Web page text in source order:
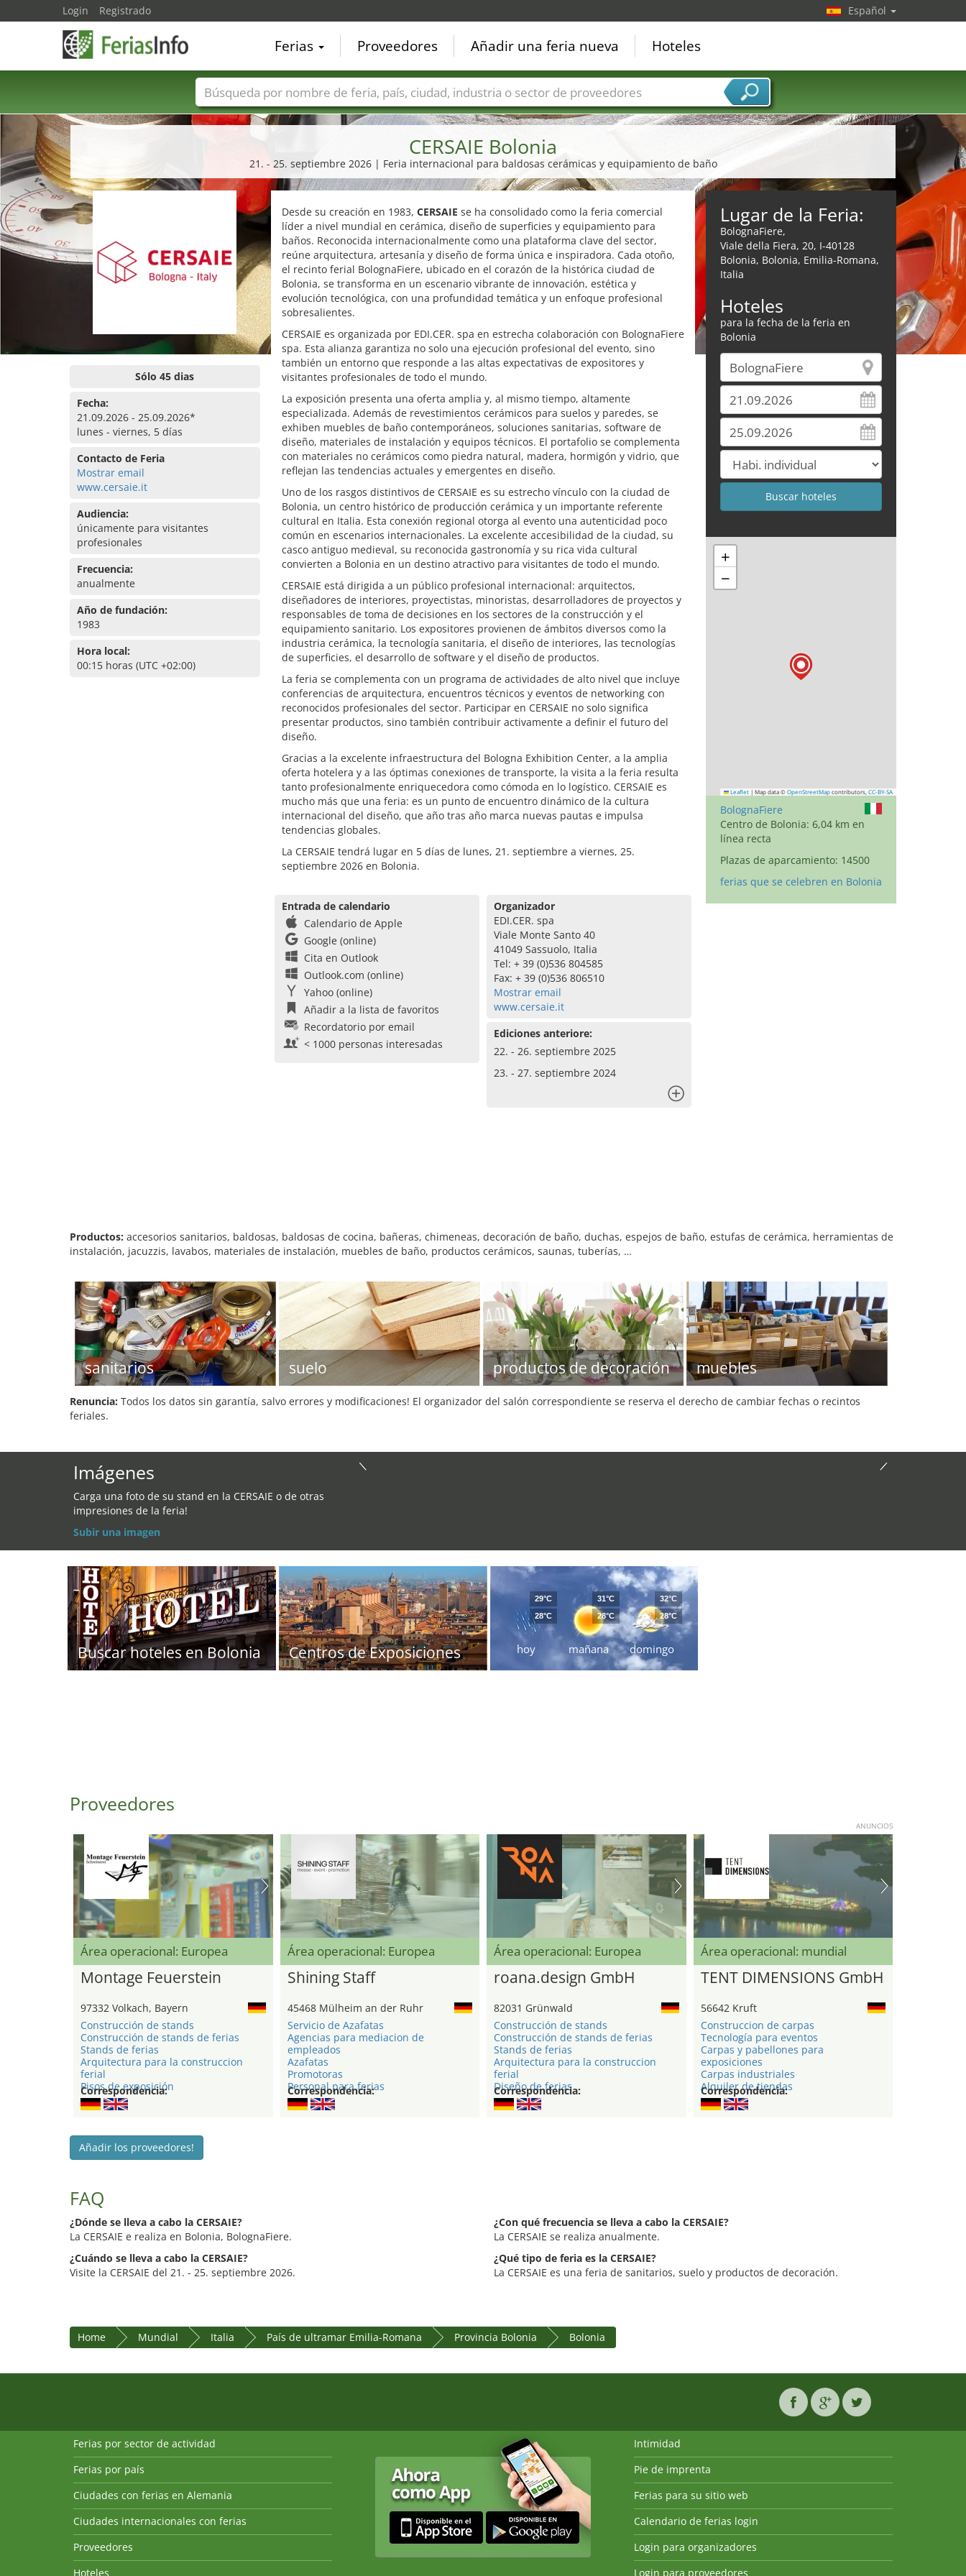
CERSAIE Bolonia
21. - 25. septiembre 2026 | Feria internacional para baldosas cerámicas y equipamiento de baño
Sólo 45 dias
Fecha:
21.09.2026 - 25.09.2026*
lunes - viernes, 5 días
Contacto de Feria
Mostrar email
www.cersaie.it
Audiencia:
únicamente para visitantes
profesionales
Frecuencia:
anualmente
Año de fundación:
1983
Hora local:
00:15 horas (UTC +02:00)
Desde su creación en 1983, CERSAIE se ha consolidado como la feria comercial
líder a nivel mundial en cerámica, diseño de superficies y equipamiento para
baños. Reconocida internacionalmente como una plataforma clave del sector,
reúne arquitectura, artesanía y diseño de forma única e inspiradora. Cada otoño,
el recinto ferial BolognaFiere, ubicado en el corazón de la histórica ciudad de
Bolonia, se transforma en un escenario vibrante de innovación, estética y
evolución tecnológica, con una profundidad temática y un enfoque profesional
sobresalientes.
CERSAIE es organizada por EDI.CER. spa en estrecha colaboración con BolognaFiere
spa. Esta alianza garantiza no solo una ejecución profesional del evento, sino
también un entorno que responde a las altas expectativas de expositores y
visitantes profesionales de todo el mundo.
La exposición presenta una oferta amplia y, al mismo tiempo, altamente
especializada. Además de revestimientos cerámicos para suelos y paredes, se
exhiben muebles de baño contemporáneos, soluciones sanitarias, software de
diseño, materiales de instalación y equipos técnicos. El portafolio se complementa
con materiales no cerámicos como piedra natural, madera, hormigón y vidrio, que
reflejan las tendencias actuales y emergentes en diseño.
Uno de los rasgos distintivos de CERSAIE es su estrecho vínculo con la ciudad de
Bolonia, un centro histórico de producción cerámica y un importante referente
cultural en Italia. Esta conexión regional otorga al evento una autenticidad poco
común en escenarios internacionales. La excelente accesibilidad de la ciudad, su
casco antiguo medieval, su reconocida gastronomía y su rica vida cultural
convierten a Bolonia en un destino atractivo para visitantes de todo el mundo.
CERSAIE está dirigida a un público profesional internacional: arquitectos,
diseñadores de interiores, proyectistas, minoristas, desarrolladores de proyectos y
responsables de toma de decisiones en los sectores de la construcción y el
equipamiento sanitario. Los expositores provienen de ámbitos diversos como la
industria cerámica, la tecnología sanitaria, el diseño de interiores, las tecnologías
de superficies, el desarrollo de software y el diseño de productos.
La feria se complementa con un programa de actividades de alto nivel que incluye
conferencias de arquitectura, encuentros técnicos y eventos de networking con
reconocidos profesionales del sector. Participar en CERSAIE no solo significa
presentar productos, sino también contribuir activamente a definir el futuro del
diseño.
Gracias a la excelente infraestructura del Bologna Exhibition Center, a la amplia
oferta hotelera y a las óptimas conexiones de transporte, la visita a la feria resulta
tanto profesionalmente enriquecedora como cómoda en lo logístico. CERSAIE es
mucho más que una feria: es un punto de encuentro dinámico de la cultura
internacional del diseño, que año tras año marca nuevas pautas e impulsa
tendencias globales.
La CERSAIE tendrá lugar en 5 días de lunes, 21. septiembre a viernes, 25.
septiembre 2026 en Bolonia.
Entrada de calendario
Calendario de Apple
Google (online)
Cita en Outlook
Outlook.com (online)
Yahoo (online)
Añadir a la lista de favoritos
Recordatorio por email
< 1000 personas interesadas
Organizador
EDI.CER. spa
Viale Monte Santo 40
41049 Sassuolo, Italia
Tel: + 39 (0)536 804585
Fax: + 39 (0)536 806510
Mostrar email
www.cersaie.it
Ediciones anteriore:
22. - 26. septiembre 2025
23. - 27. septiembre 2024
Lugar de la Feria:
BolognaFiere,
Viale della Fiera, 20, I-40128
Bolonia, Bolonia, Emilia-Romana,
Italia
Hoteles
para la fecha de la feria en
Bolonia
+
−
Leaflet | Map data © OpenStreetMap contributors, CC-BY-SA
BolognaFiere
Centro de Bolonia: 6,04 km en
línea recta
Plazas de aparcamiento: 14500
ferias que se celebren en Bolonia
Productos: accesorios sanitarios, baldosas, baldosas de cocina, bañeras, chimeneas, decoración de baño, duchas, espejos de baño, estufas de cerámica, herramientas de
instalación, jacuzzis, lavabos, materiales de instalación, muebles de baño, productos cerámicos, saunas, tuberías, …
sanitarios suelo productos de decoración muebles
Renuncia: Todos los datos sin garantía, salvo errores y modificaciones! El organizador del salón correspondiente se reserva el derecho de cambiar fechas o recintos
feriales.
Imágenes
Carga una foto de su stand en la CERSAIE o de otras
impresiones de la feria!
Subir una imagen
Buscar hoteles en Bolonia Centros de Exposiciones hoy
29°C
28°C
mañana
31°C
28°C
domingo
32°C
28°C
Proveedores
ANUNCIOS
Área operacional: Europea
Montage Feuerstein
97332 Volkach, Bayern
Construcción de stands
Construcción de stands de ferias
Stands de ferias
Arquitectura para la construccion
ferial
Pisos de exposición
Correspondencia:
Área operacional: Europea
Shining Staff
45468 Mülheim an der Ruhr
Servicio de Azafatas
Agencias para mediacion de
empleados
Azafatas
Promotoras
Personal para ferias
Correspondencia:
Área operacional: Europea
roana.design GmbH
82031 Grünwald
Construcción de stands
Construcción de stands de ferias
Stands de ferias
Arquitectura para la construccion
ferial
Diseño de ferias
Correspondencia:
Área operacional: mundial
TENT DIMENSIONS GmbH
56642 Kruft
Construccion de carpas
Tecnología para eventos
Carpas y pabellones para
exposiciones
Carpas industriales
Alquiler de tiendas
Correspondencia:
Añadir los proveedores!
FAQ
¿Dónde se lleva a cabo la CERSAIE?
La CERSAIE e realiza en Bolonia, BolognaFiere.
¿Cuándo se lleva a cabo la CERSAIE?
Visite la CERSAIE del 21. - 25. septiembre 2026.
¿Con qué frecuencia se lleva a cabo la CERSAIE?
La CERSAIE se realiza anualmente.
¿Qué tipo de feria es la CERSAIE?
La CERSAIE es una feria de sanitarios, suelo y productos de decoración.
Home Mundial Italia País de ultramar Emilia-Romana Provincia Bolonia Bolonia
Login Registrado Español
Ferias Proveedores Añadir una feria nueva Hoteles
Nombres de ferias Países Ciudades Sectores de ferias Sectores de proveedor de servicios
Ferias por sector de actividad
Ferias por país
Ciudades con ferias en Alemania
Ciudades internacionales con ferias
Proveedores
Hoteles
Intimidad
Pie de imprenta
Ferias para su sitio web
Calendario de ferias login
Login para organizadores
Login para proveedores